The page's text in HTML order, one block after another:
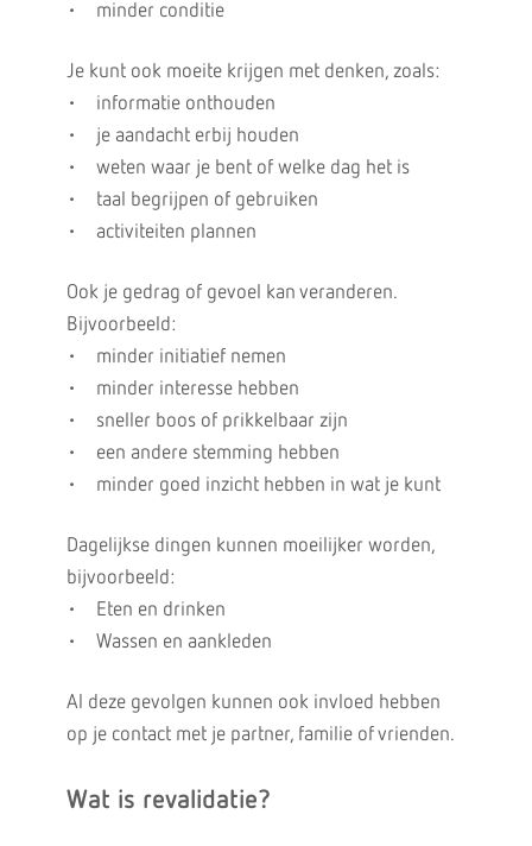
• minder conditie
Je kunt ook moeite krijgen met denken, zoals:
• informatie onthouden
• je aandacht erbij houden
• weten waar je bent of welke dag het is
• taal begrijpen of gebruiken
• activiteiten plannen
Ook je gedrag of gevoel kan veranderen.
Bijvoorbeeld:
• minder initiatief nemen
• minder interesse hebben
• sneller boos of prikkelbaar zijn
• een andere stemming hebben
• minder goed inzicht hebben in wat je kunt
Dagelijkse dingen kunnen moeilijker worden,
bijvoorbeeld:
• Eten en drinken
• Wassen en aankleden
Al deze gevolgen kunnen ook invloed hebben
op je contact met je partner, familie of vrienden.
Wat is revalidatie?